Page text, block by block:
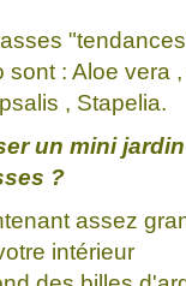
sont : Aloe vera
, Stapelia.
un mini
?
assez
intérieur